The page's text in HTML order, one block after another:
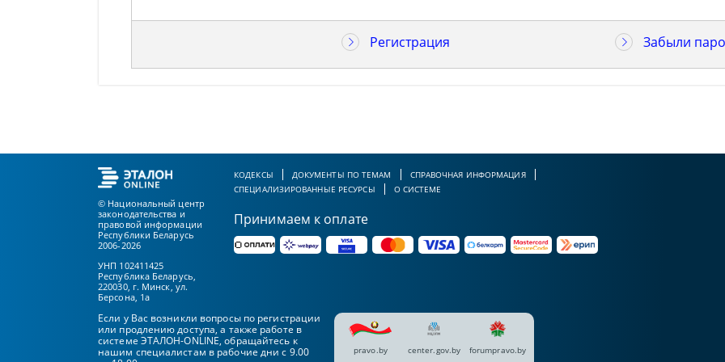
Регистрация Забыли
© Национальный центр
законодательства и
правовой информации
Республики Беларусь
2006-2026
УНП 102411425
Республика Беларусь,
220030, г. Минск, ул.
Берсона, 1а
КОДЕКСЫ ДОКУМЕНТЫ ПО ТЕМАМ
СПРАВОЧНАЯ ИНФОРМАЦИЯ
СПЕЦИАЛИЗИРОВАННЫЕ РЕСУРСЫ
О СИСТЕМЕ
Принимаем к оплате
Если у Вас возникли вопросы по регистрации
или продлению доступа, а также работе в
системе ЭТАЛОН-ONLINE, обращайтесь к
нашим специалистам в рабочие дни с 9.00
pravo.by center.gov.by forumpravo.by